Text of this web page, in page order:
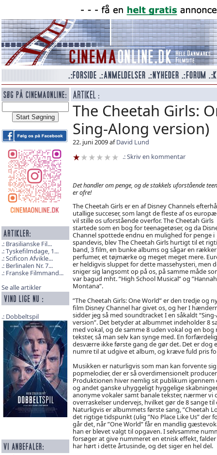
Brasilianske Fil...
Tyskefilmdage, 1...
Scificon Afvikle...
Berlinalen Nr. 7...
Franske Filmmand...
Se alle artikler
Dobbeltspil
The Cheetah Girls:
Sing-Along version)
22. juni 2009 afDavid Lund
Skriv en kommentar
Det handler om penge, og de stakkels uforstående
er ofre!
The Cheetah Girls er en af Disney Channels
utallige succeser, som langt de fleste af os
vil stille os uforstående overfor. The Cheetah Girls
startede som en bog for teenagetøser, og da
Channel spottede endnu en mulighed for penge i
spandevis, blev The Cheetah Girls hurtigt til et
band, 3 film, en bunke albums og sågar en rækker
perfumer, et tøjmærke og meget meget mere.
er heldigvis sluppet for dette massehysteri, men
sniger sig langsomt op på os, på samme måde
var bagud mht. ”High School Musical” og ”Hannah
Montana”.
”The Cheetah Girls: One World” er den tredje og
film Disney Channel har givet os, og her I
sidder jeg så med soundtracket I en såkaldt
version”. Det betyder at albummet indeholder 8
med vokal, og de samme 8 uden vokal og en bog
tekster, så man selv kan synge med. En
desværre ikke første gang de gør det. Det er
numre til at udgive et album, og kræve fuld pris
Musikken er naturligvis som man kan forvente
popmelodier, der er så overdimensionelt
Produktionen hiver nemlig sit publikum
og andet ganske uhyggeligt hyggelige
anonyme vokaler samt banale tekster, nærmer
overraskelser undervejs, hvilket gør de 8 sange
Naturligvis er albummets første sang, ”Cheetah
det rigtige tidspunkt (ulig ”No Place Like Us”
går det, når ”One World” får en mandlig
han er blevet valgt til opgaven. I selvsamme
forsøger at give nummeret en etnisk effekt,
har hørt i dette årtusinde, og det siger en hel del.